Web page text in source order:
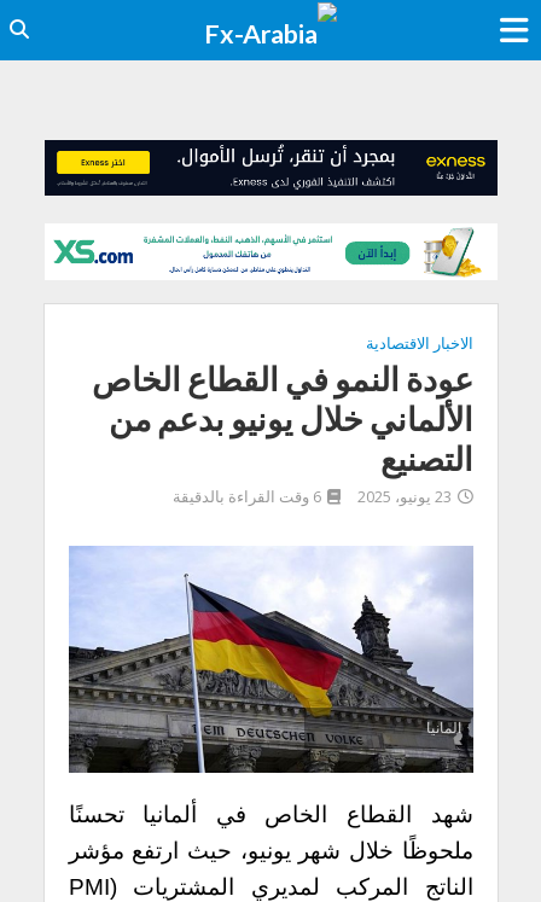
الاخبار الاقتصادية
عودة النمو في القطاع الخاص
الألماني خلال يونيو بدعم من
التصنيع
23 يونيو، 2025 6 وقت القراءة بالدقيقة
المانيا
شهد القطاع الخاص في ألمانيا تحسنًا
ملحوظًا خلال شهر يونيو، حيث ارتفع مؤشر
الناتج المركب لمديري المشتريات (PMI